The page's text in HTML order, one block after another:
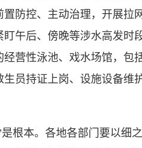
防控、主动治理，开展拉
午后、傍晚等涉水高发时
营性泳池、戏水场馆，包
员持证上岗、设施设备维
本。各地各部门要以细